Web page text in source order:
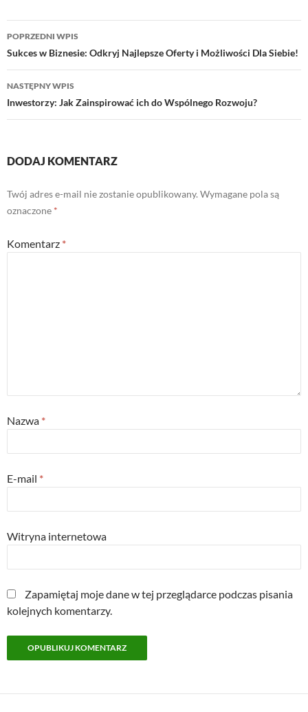
Nawigacja
wpisu
POPRZEDNI WPIS
Sukces w Biznesie: Odkryj Najlepsze Oferty i Możliwości Dla Siebie!
NASTĘPNY WPIS
Inwestorzy: Jak Zainspirować ich do Wspólnego Rozwoju?
DODAJ KOMENTARZ
Twój adres e-mail nie zostanie opublikowany. Wymagane pola są
oznaczone *
Komentarz *
Nazwa *
E-mail *
Witryna internetowa
Zapamiętaj moje dane w tej przeglądarce podczas pisania
kolejnych komentarzy.